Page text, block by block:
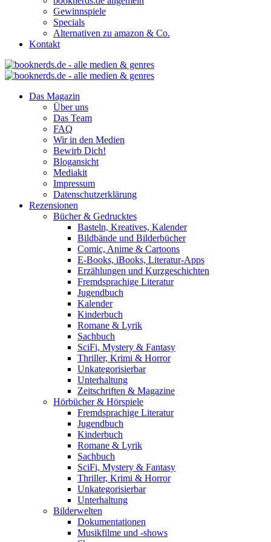
Gewinnspiele
Specials
Alternativen zu amazon & Co.
Kontakt
Das Magazin
Über uns
Das Team
FAQ
Wir in den Medien
Bewirb Dich!
Blogansicht
Mediakit
Impressum
Datenschutzerklärung
Rezensionen
Bücher & Gedrucktes
Basteln, Kreatives, Kalender
Bildbände und Bilderbücher
Comic, Anime & Cartoons
E-Books, iBooks, Literatur-Apps
Erzählungen und Kurzgeschichten
Fremdsprachige Literatur
Jugendbuch
Kalender
Kinderbuch
Romane & Lyrik
Sachbuch
SciFi, Mystery & Fantasy
Thriller, Krimi & Horror
Unkategorisierbar
Unterhaltung
Zeitschriften & Magazine
Hörbücher & Hörspiele
Fremdsprachige Literatur
Jugendbuch
Kinderbuch
Romane & Lyrik
Sachbuch
SciFi, Mystery & Fantasy
Thriller, Krimi & Horror
Unkategorisierbar
Unterhaltung
Bilderwelten
Dokumentationen
Musikfilme und -shows